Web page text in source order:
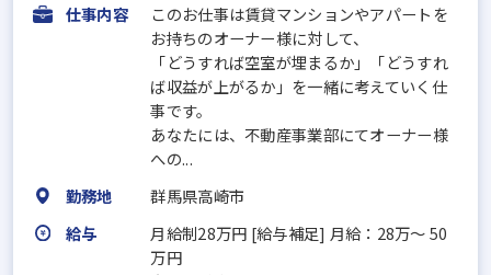
仕事内容
このお仕事は賃貸マンションやアパートを
お持ちのオーナー様に対して、
「どうすれば空室が埋まるか」「どうすれ
ば収益が上がるか」を一緒に考えていく仕
事です。
あなたには、不動産事業部にてオーナー様
への...
勤務地
群馬県高崎市
給与
月給制28万円 [給与補足] 月給：28万～ 50
万円